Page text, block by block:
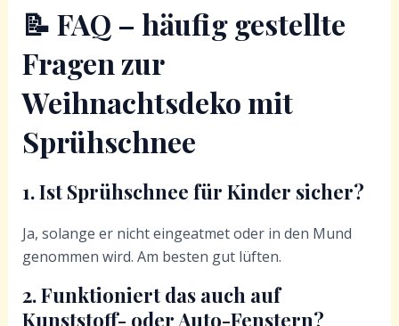
📝 FAQ – häufig gestellte
Fragen zur
Weihnachtsdeko mit
Sprühschnee
1. Ist Sprühschnee für Kinder sicher?
Ja, solange er nicht eingeatmet oder in den Mund
genommen wird. Am besten gut lüften.
2. Funktioniert das auch auf
Kunststoff- oder Auto-Fenstern?